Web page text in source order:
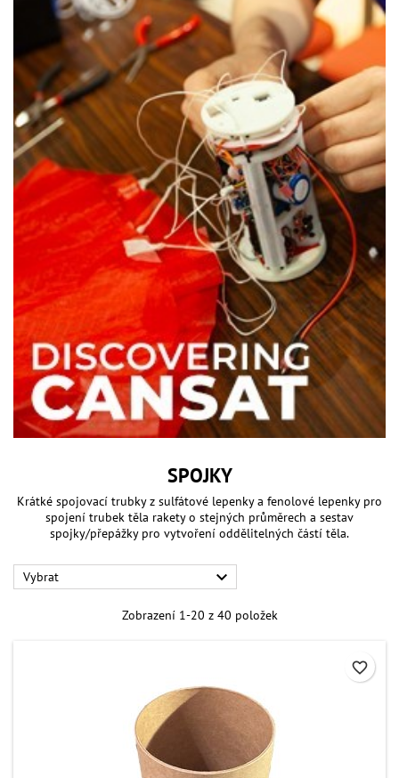
SPOJKY
Krátké spojovací trubky z sulfátové lepenky a fenolové lepenky pro
spojení trubek těla rakety o stejných průměrech a sestav
spojky/přepážky pro vytvoření oddělitelných částí těla.
Vybrat 
Zobrazení 1-20 z 40 položek
favorite_border